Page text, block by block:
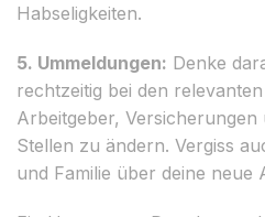
Habseligkeiten.
5. Ummeldungen: Denke
rechtzeitig bei den
Arbeitgeber,
Stellen zu ändern. Vergiss
und Familie über deine neue